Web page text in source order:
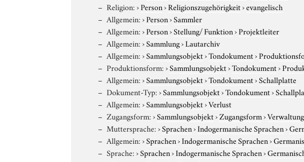
Religion:›Person›Religionszugehörigkeit›evangelisch
Allgemein:›Person›Sammler
Allgemein:›Person›Stellung/ Funktion›Projektleiter
Allgemein:›Sammlung›Lautarchiv
Allgemein:›Sammlungsobjekt›Tondokument›
Produktionsform:›Sammlungsobjekt›Tondokument›
Allgemein:›Sammlungsobjekt›Tondokument›Schallplatte
Dokument-Typ:›Sammlungsobjekt›Tondokument›
Allgemein:›Sammlungsobjekt›Verlust
Zugangsform:›Sammlungsobjekt›Zugangsform›
Muttersprache:›Sprachen›Indogermanische Sprachen›
Allgemein:›Sprachen›Indogermanische Sprachen›
Sprache:›Sprachen›Indogermanische Sprachen›